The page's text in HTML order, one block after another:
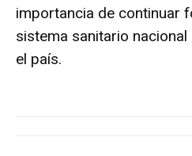
importancia de continuar
sistema sanitario
el país.